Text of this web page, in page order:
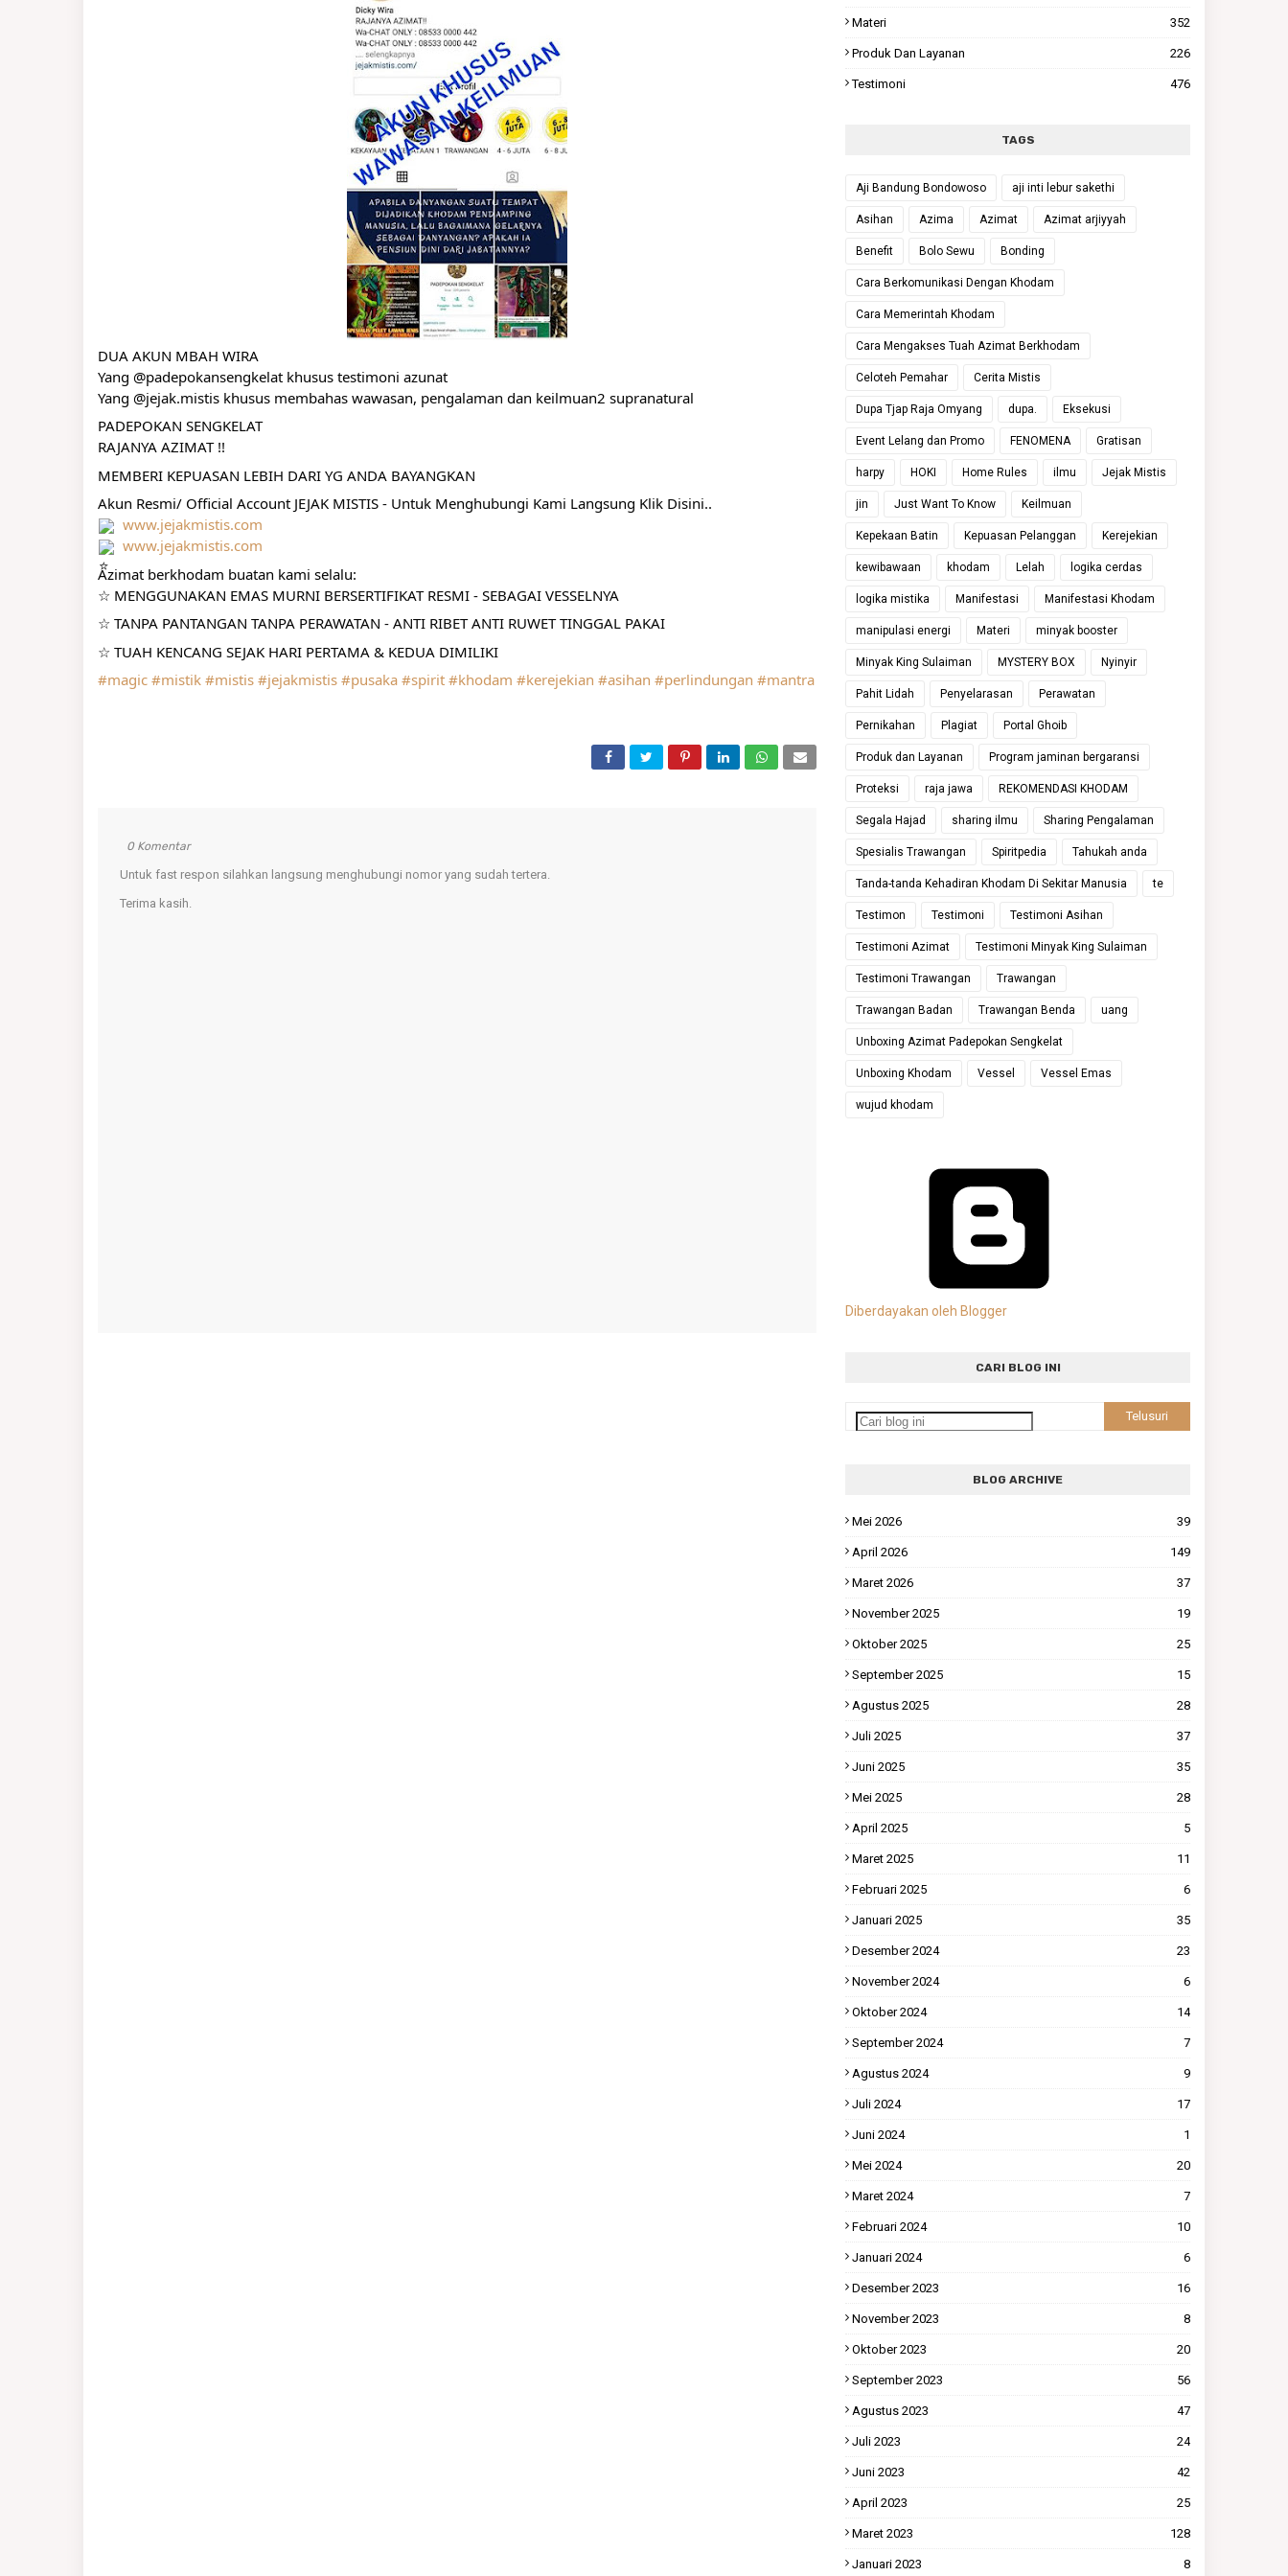
DUA AKUN MBAH WIRA
Yang @padepokansengkelat khusus testimoni azunat
Yang @jejak.mistis khusus membahas wawasan, pengalaman dan keilmuan2 supranatural
PADEPOKAN SENGKELAT
RAJANYA AZIMAT !!
MEMBERI KEPUASAN LEBIH DARI YG ANDA BAYANGKAN
Akun Resmi/ Official Account JEJAK MISTIS - Untuk Menghubungi Kami Langsung Klik Disini..
www.jejakmistis.com
www.jejakmistis.com
Azimat berkhodam buatan kami selalu:
☆ MENGGUNAKAN EMAS MURNI BERSERTIFIKAT RESMI - SEBAGAI VESSELNYA
☆ TANPA PANTANGAN TANPA PERAWATAN - ANTI RIBET ANTI RUWET TINGGAL PAKAI
☆ TUAH KENCANG SEJAK HARI PERTAMA & KEDUA DIMILIKI
#magic #mistik #mistis #jejakmistis #pusaka #spirit #khodam #kerejekian #asihan #perlindungan #mantra
0 Komentar
Untuk fast respon silahkan langsung menghubungi nomor yang sudah tertera.
Terima kasih.
Materi 352
Produk Dan Layanan 226
Testimoni 476
TAGS
Aji Bandung Bondowoso aji inti lebur sakethi
Asihan Azima Azimat Azimat arjiyyah
Benefit Bolo Sewu Bonding
Cara Berkomunikasi Dengan Khodam
Cara Memerintah Khodam
Cara Mengakses Tuah Azimat Berkhodam
Celoteh Pemahar Cerita Mistis
Dupa Tjap Raja Omyang dupa. Eksekusi
Event Lelang dan Promo FENOMENA Gratisan
harpy HOKI Home Rules ilmu Jejak Mistis
jin Just Want To Know Keilmuan
Kepekaan Batin Kepuasan Pelanggan Kerejekian
kewibawaan khodam Lelah logika cerdas
logika mistika Manifestasi Manifestasi Khodam
manipulasi energi Materi minyak booster
Minyak King Sulaiman MYSTERY BOX Nyinyir
Pahit Lidah Penyelarasan Perawatan
Pernikahan Plagiat Portal Ghoib
Produk dan Layanan Program jaminan bergaransi
Proteksi raja jawa REKOMENDASI KHODAM
Segala Hajad sharing ilmu Sharing Pengalaman
Spesialis Trawangan Spiritpedia Tahukah anda
Tanda-tanda Kehadiran Khodam Di Sekitar Manusia te
Testimon Testimoni Testimoni Asihan
Testimoni Azimat Testimoni Minyak King Sulaiman
Testimoni Trawangan Trawangan
Trawangan Badan Trawangan Benda uang
Unboxing Azimat Padepokan Sengkelat
Unboxing Khodam Vessel Vessel Emas
wujud khodam
Diberdayakan oleh Blogger
CARI BLOG INI
BLOG ARCHIVE
Mei 2026 39
April 2026 149
Maret 2026 37
November 2025 19
Oktober 2025 25
September 2025 15
Agustus 2025 28
Juli 2025 37
Juni 2025 35
Mei 2025 28
April 2025 5
Maret 2025 11
Februari 2025 6
Januari 2025 35
Desember 2024 23
November 2024 6
Oktober 2024 14
September 2024 7
Agustus 2024 9
Juli 2024 17
Juni 2024 1
Mei 2024 20
Maret 2024 7
Februari 2024 10
Januari 2024 6
Desember 2023 16
November 2023 8
Oktober 2023 20
September 2023 56
Agustus 2023 47
Juli 2023 24
Juni 2023 42
April 2023 25
Maret 2023 128
Januari 2023 8